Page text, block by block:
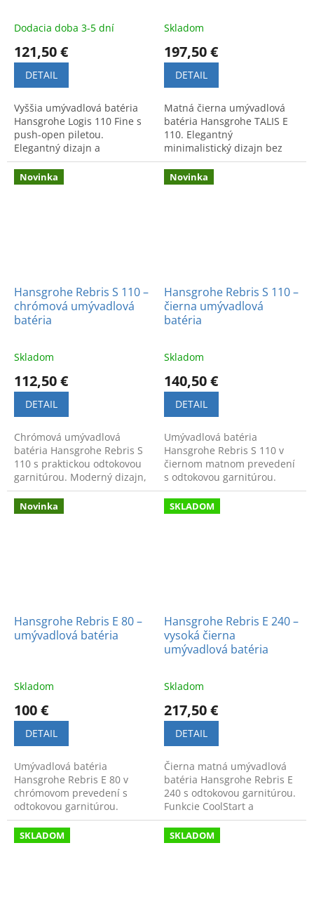
Dodacia doba 3-5 dní
121,50 €
DETAIL
Vyššia umývadlová batéria
Hansgrohe Logis 110 Fine s
push-open piletou.
Elegantný dizajn a
maximálna funkčnosť pre
modernú kúpeľňu.
Skladom
197,50 €
DETAIL
Matná čierna umývadlová
batéria Hansgrohe TALIS E
110. Elegantný
minimalistický dizajn bez
odtokovej garnitúry. Vysoká
kvalita pre moderný interiér
kúpeľne.
Novinka
Hansgrohe Rebris S 110 –
chrómová umývadlová
batéria
Skladom
112,50 €
DETAIL
Chrómová umývadlová
batéria Hansgrohe Rebris S
110 s praktickou odtokovou
garnitúrou. Moderný dizajn,
kvalitné vyhotovenie a
vysoký komfort pri
používaní.
Novinka
Hansgrohe Rebris S 110 –
čierna umývadlová
batéria
Skladom
140,50 €
DETAIL
Umývadlová batéria
Hansgrohe Rebris S 110 v
čiernom matnom prevedení
s odtokovou garnitúrou.
Moderný dizajn a vysoká
kvalita pre vašu kúpeľňu.
Novinka
Hansgrohe Rebris E 80 –
umývadlová batéria
Skladom
100 €
DETAIL
Umývadlová batéria
Hansgrohe Rebris E 80 v
chrómovom prevedení s
odtokovou garnitúrou.
Moderný dizajn.
SKLADOM
Hansgrohe Rebris E 240 –
vysoká čierna
umývadlová batéria
Skladom
217,50 €
DETAIL
Čierna matná umývadlová
batéria Hansgrohe Rebris E
240 s odtokovou garnitúrou.
Funkcie CoolStart a
EcoSmart pre úsporu vody a
energie. Moderný vysoký
dizajn.
SKLADOM SKLADOM